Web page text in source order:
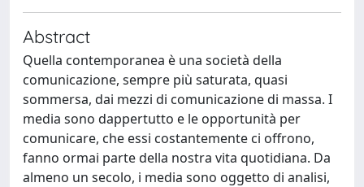
Abstract
Quella contemporanea è una società della
comunicazione, sempre più saturata, quasi
sommersa, dai mezzi di comunicazione di massa. I
media sono dappertutto e le opportunità per
comunicare, che essi costantemente ci offrono,
fanno ormai parte della nostra vita quotidiana. Da
almeno un secolo, i media sono oggetto di analisi,